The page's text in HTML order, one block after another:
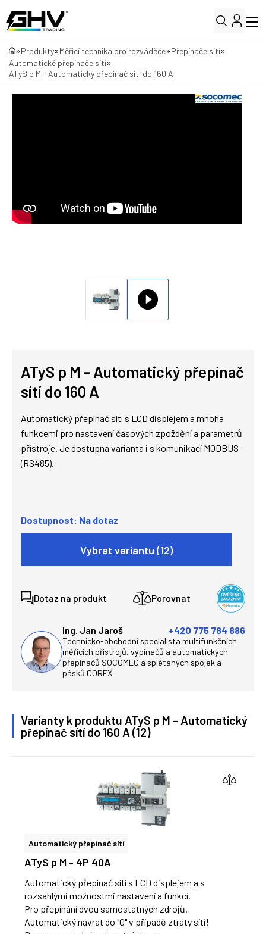
»Produkty»Měřicí technika pro rozváděče»Přepínače sítí»
Automatické přepínače sítí»
ATyS p M - Automatický přepínač sítí do 160 A
ATyS p M - Automatický přepínač
sítí do 160 A
Automatický přepínač sítí s LCD displejem a mnoha
funkcemi pro nastavení časových zpoždění a parametrů
přístroje. Je dostupná varianta i s komunikací MODBUS
(RS485).
Dostupnost: Na dotaz
Vybrat variantu (12)
Dotaz na produkt Porovnat
Ing. Jan Jaroš +420 775 784 886
Technicko-obchodní specialista multifunkčních
měřicích přístrojů, vypínačů a automatických
přepínačů SOCOMEC a splétaných spojek a
pásků COREX.
Varianty k produktu ATyS p M - Automatický
přepínač sítí do 160 A (12)
Automatický přepínač sítí
ATyS p M - 4P 40A
Automatický přepínač sítí s LCD displejem a s
rozsáhlými možnostmi nastavení a funkcí.
Pro přepínání dvou samostatných zdrojů.
Automatický návrat do "0" v případě ztráty sítí!